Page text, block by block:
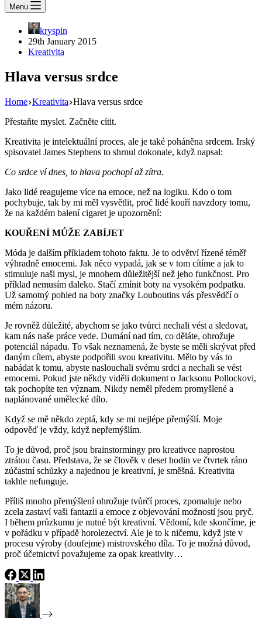
Menu
kryspin
29th January 2015
Kreativita
Hlava versus srdce
Home Kreativita Hlava versus srdce
Přestaňte myslet. Začněte cítit.
Kreativita je intelektuální proces, ale je také poháněna srdcem. Irský
spisovatel James Stephens to shrnul dokonale, když napsal:
Co srdce ví dnes, to hlava pochopí až zítra.
Jako lidé reagujeme více na emoce, než na logiku. Kdo o tom
pochybuje, tak by mi měl vysvětlit, proč lidé kouří navzdory tomu,
že na každém balení cigaret je upozornění:
KOUŘENÍ MŮŽE ZABÍJET
Móda je dalším příkladem tohoto faktu. Je to odvětví řízené téměř
výhradně emocemi. Jak něco vypadá, jak se v tom cítíme a jak to
stimuluje naši mysl, je mnohem důležitější než jeho funkčnost. Pro
příklad nemusím daleko. Stačí zmínit boty na vysokém podpatku.
Už samotný pohled na boty značky Louboutins vás přesvědčí o
mém názoru.
Je rovněž důležité, abychom se jako tvůrci nechali vést a sledovat,
kam nás naše práce vede. Dumání nad tím, co děláte, ohrožuje
potenciál nápadu. To však neznamená, že byste se měli skrývat před
daným cílem, abyste podpořili svou kreativitu. Mělo by vás to
nabádat k tomu, abyste naslouchali svému srdci a nechali se vést
emocemi. Pokud jste někdy viděli dokument o Jacksonu Pollockovi,
tak pochopíte ten význam. Nikdy neměl předem promyšlené a
naplánované umělecké dílo.
Když se mě někdo zeptá, kdy se mi nejlépe přemýšlí. Moje
odpověď je vždy, když nepřemýšlím.
To je důvod, proč jsou brainstormingy pro kreativce naprostou
ztrátou času. Představa, že se člověk v deset hodin ve čtvrtek ráno
zúčastní schůzky a najednou je kreativní, je směšná. Kreativita
takhle nefunguje.
Příliš mnoho přemýšlení ohrožuje tvůrčí proces, zpomaluje nebo
zcela zastaví vaši fantazii a emoce z objevování možností jsou pryč.
I během průzkumu je nutné být kreativní. Vědomí, kde skončíme, je
v pořádku v případě horolezectví. Ale je to k ničemu, když jste v
procesu výroby (doufejme) mistrovského díla. To je možná důvod,
proč účetnictví považujeme za opak kreativity…